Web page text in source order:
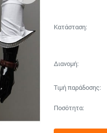
Κατάσταση:
Διανομή:
Τιμή παράδοσης:
Ποσότητα: